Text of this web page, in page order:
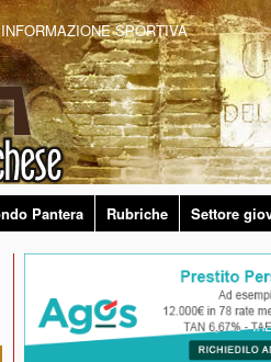
SPORTIVA
Pantera Rubriche Settore